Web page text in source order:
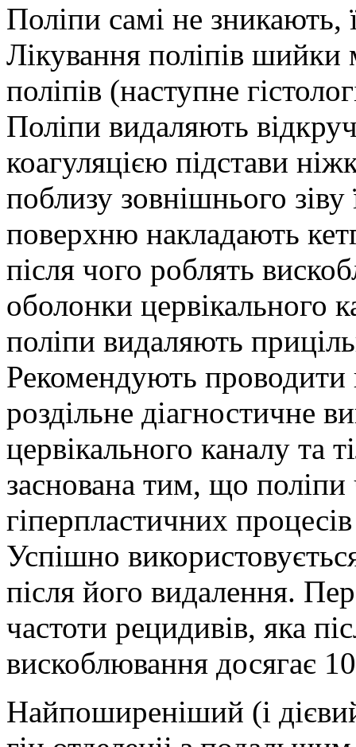
Поліпи самі не зникають,
Лікування поліпів шийки
поліпів (наступне
Поліпи видаляють
коагуляцією підстави
поблизу зовнішнього
поверхню накладають
після чого роблять
оболонки цервікального
поліпи видаляють
Рекомендують проводити
роздільне діагностичне
цервікального каналу та
заснована тим, що поліпи
гіперпластичних
Успішно
після його видалення.
частоти рецидивів, яка
вискоблювання досягає
Найпоширеніший (і